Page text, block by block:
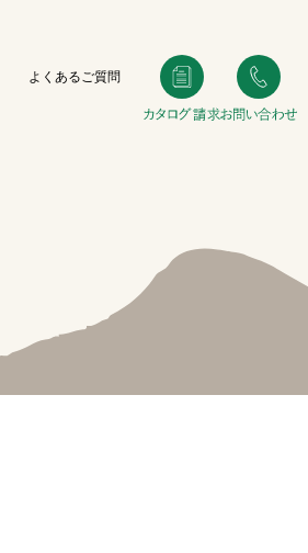
よくあるご質問